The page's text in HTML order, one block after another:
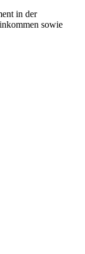
in der
sowie